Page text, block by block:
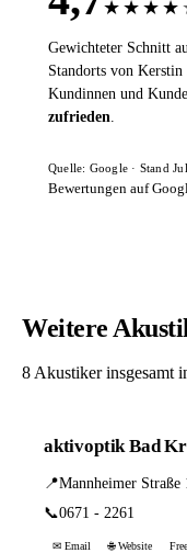
★ ★ ★ ★
Gewichteter Schnitt
Standorts von
Kundinnen und
zufrieden.
Quelle: Google · Stand
Bewertungen auf
Weitere
8 Akustiker insgesamt
aktivoptik Bad
📍Mannheimer Straße
📞0671 - 2261
✉ Email 🌐 Website Free